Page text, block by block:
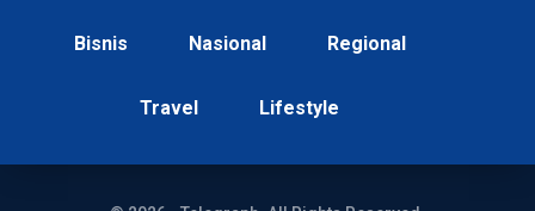
Bisnis Nasional Regional
Travel Lifestyle